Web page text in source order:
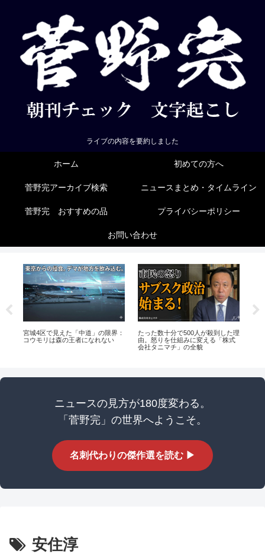
ライブの内容を要約しました
ホーム 初めての方へ
菅野完アーカイブ検索 ニュースまとめ・タイムライン
菅野完 おすすめの品 プライバシーポリシー
お問い合わせ
宮城4区で見えた「中道」の限界：
コウモリは森の王者になれない
たった数十分で500人が殺到した理
由。怒りを仕組みに変える「株式
会社タニマチ」の全貌
ニュースの見方が180度変わる。
「菅野完」の世界へようこそ。
名刺代わりの傑作選を読む ▶
安住淳